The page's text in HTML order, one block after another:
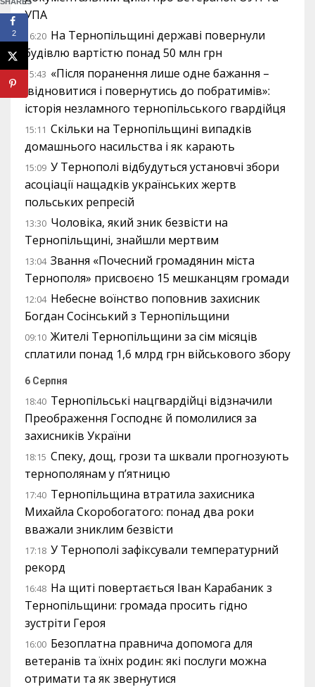
УПА
16:20 На Тернопільщині державі повернули
будівлю вартістю понад 50 млн грн
15:43 «Після поранення лише одне бажання –
відновитися і повернутись до побратимів»:
історія незламного тернопільського гвардійця
15:11 Скільки на Тернопільщині випадків
домашнього насильства і як карають
15:09 У Тернополі відбудуться установчі збори
асоціації нащадків українських жертв
польських репресій
13:30 Чоловіка, який зник безвісти на
Тернопільщині, знайшли мертвим
13:04 Звання «Почесний громадянин міста
Тернополя» присвоєно 15 мешканцям громади
12:04 Небесне воїнство поповнив захисник
Богдан Сосінський з Тернопільщини
09:10 Жителі Тернопільщини за сім місяців
сплатили понад 1,6 млрд грн військового збору
6 Серпня
18:40 Тернопільські нацгвардійці відзначили
Преображення Господнє й помолилися за
захисників України
18:15 Спеку, дощ, грози та шквали прогнозують
тернополянам у п’ятницю
17:40 Тернопільщина втратила захисника
Михайла Скоробогатого: понад два роки
вважали зниклим безвісти
17:18 У Тернополі зафіксували температурний
рекорд
16:48 На щиті повертається Іван Карабаник з
Тернопільщини: громада просить гідно
зустріти Героя
16:00 Безоплатна правнича допомога для
ветеранів та їхніх родин: які послуги можна
отримати та як звернутися
2